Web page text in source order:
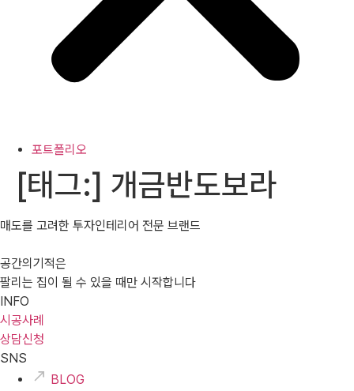
포트폴리오
[태그:] 개금반도보라
매도를 고려한 투자인테리어 전문 브랜드
공간의기적은
팔리는 집이 될 수 있을 때만 시작합니다
INFO
시공사례
상담신청
SNS
BLOG